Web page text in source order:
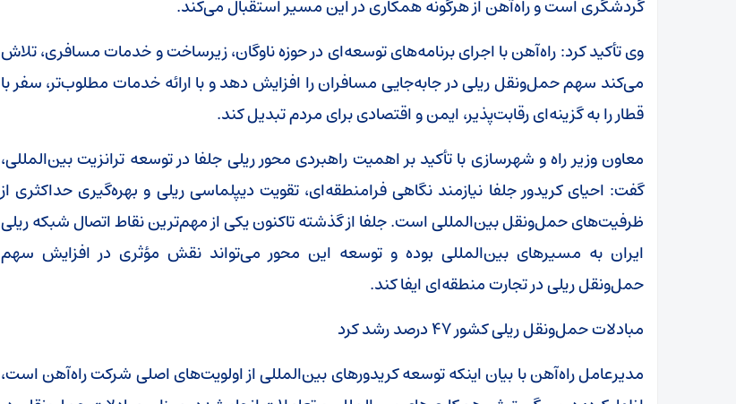
گردشگری است و راه‌آهن از هرگونه همکاری در این مسیر استقبال می‌کند.
وی تأکید کرد: راه‌آهن با اجرای برنامه‌های توسعه‌ای در حوزه ناوگان، زیرساخت و خدمات مسافری، تلاش
می‌کند سهم حمل‌ونقل ریلی در جابه‌جایی مسافران را افزایش دهد و با ارائه خدمات مطلوب‌تر، سفر با
قطار را به گزینه‌ای رقابت‌پذیر، ایمن و اقتصادی برای مردم تبدیل کند.
معاون وزیر راه و شهرسازی با تأکید بر اهمیت راهبردی محور ریلی جلفا در توسعه ترانزیت بین‌المللی،
گفت: احیای کریدور جلفا نیازمند نگاهی فرامنطقه‌ای، تقویت دیپلماسی ریلی و بهره‌گیری حداکثری از
ظرفیت‌های حمل‌ونقل بین‌المللی است. جلفا از گذشته تاکنون یکی از مهم‌ترین نقاط اتصال شبکه ریلی
ایران به مسیرهای بین‌المللی بوده و توسعه این محور می‌تواند نقش مؤثری در افزایش سهم
حمل‌ونقل ریلی در تجارت منطقه‌ای ایفا کند.
مبادلات حمل‌ونقل ریلی کشور ۴۷ درصد رشد کرد
مدیرعامل راه‌آهن با بیان اینکه توسعه کریدورهای بین‌المللی از اولویت‌های اصلی شرکت راه‌آهن است،